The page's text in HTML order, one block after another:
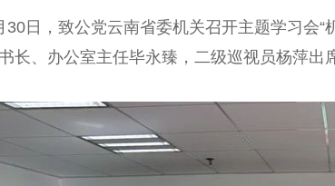
，致公党云南省委机关召开主题学习会“机
长、办公室主任毕永臻，二级巡视员杨萍出